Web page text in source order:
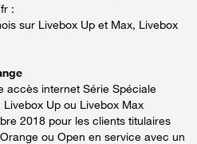
:
sur Livebox Up et Max, Livebox
accès internet Série Spéciale
Up ou Livebox Max
2018 pour les clients titulaires
ou Open en service avec un